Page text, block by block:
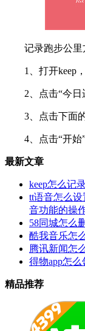
记录跑步公里
1、打开keep，
2、点击“今日
3、点击下面的
4、点击“开始”
最新文章
keep怎么记
tt语音怎么
音功能的操
58同城怎么
酷我音乐怎
腾讯新闻怎
得物app怎
精品推荐